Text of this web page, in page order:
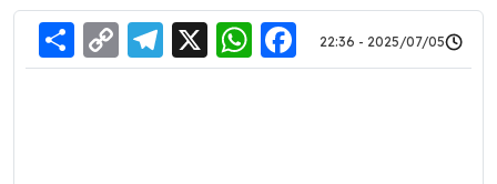
2025/07/05 - 22:36
Facebook
WhatsApp
X
Link